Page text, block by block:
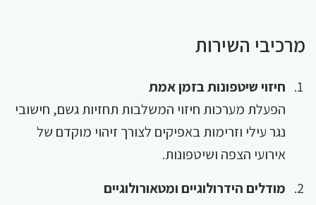
מרכיבי השירות
חיזוי שיטפונות בזמן אמת
הפעלת מערכות חיזוי המשלבות תחזיות גשם, חישובי
נגר עילי וזרימות באפיקים לצורך זיהוי מוקדם של
אירועי הצפה ושיטפונות.
מודלים הידרולוגיים ומטאורולוגיים